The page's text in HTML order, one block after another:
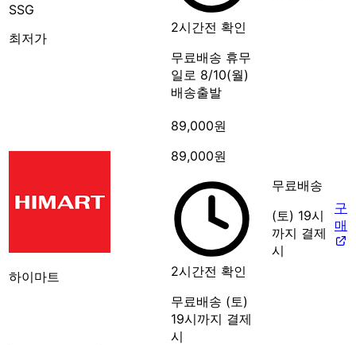
SSG
최저가
2시간전 확인
무료배송 휴무
일로 8/10(월)
배송출발
하이마트
89,000원
89,000원
2시간전 확인
무료배송 (토)
19시까지 결제
시
무료배송
(토) 19시
까지 결제
시
구
매